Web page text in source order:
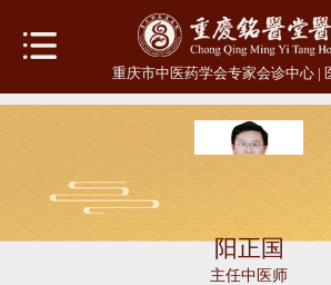
重庆市中医药学会专家会诊中心 |
阳正国
主任中医师